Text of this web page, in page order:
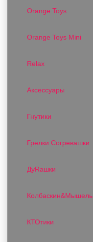
Orange Toys
Orange Toys Mini
Relax
Аксессуары
Гнутики
Грелки Согревашки
ДуRашки
Колбаскин&Мышель
КТОтики